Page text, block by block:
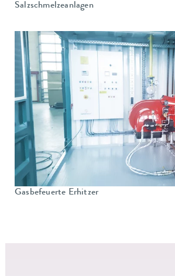
Salzschmelzeanlagen
Gasbefeuerte Erhitzer